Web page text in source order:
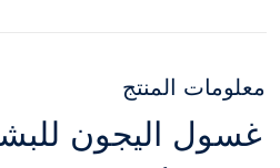
معلومات المنتج
غسول اليجون